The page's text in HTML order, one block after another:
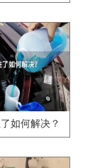
如何解决？